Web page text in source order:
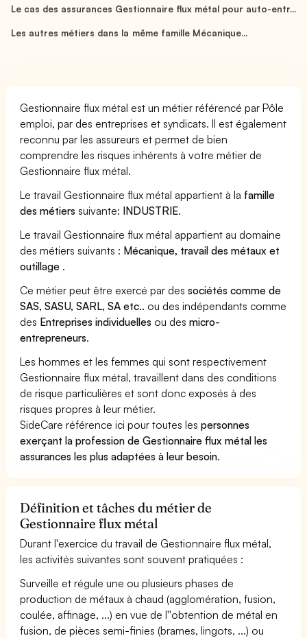
Le cas des assurances Gestionnaire flux métal pour auto-entr...
Les autres métiers dans la même famille Mécanique...
Gestionnaire flux métal est un métier référencé par Pôle
emploi, par des entreprises et syndicats. Il est également
reconnu par les assureurs et permet de bien
comprendre les risques inhérents à votre métier de
Gestionnaire flux métal.
Le travail Gestionnaire flux métal appartient à la famille
des métiers suivante: INDUSTRIE.
Le travail Gestionnaire flux métal appartient au domaine
des métiers suivants : Mécanique, travail des métaux et
outillage .
Ce métier peut être exercé par dessociétés comme de
SAS, SASU, SARL, SA etc.. ou des indépendants comme
des Entreprises individuelles ou desmicro-
entrepreneurs.
Les hommes et les femmes qui sont respectivement
Gestionnaire flux métal, travaillent dans des conditions
de risque particulières et sont donc exposés à des
risques propres à leur métier.
SideCare référence ici pour toutes lespersonnes
exerçant la profession de Gestionnaire flux métal les
assurances les plus adaptées à leur besoin.
Définition et tâches du métier de
Gestionnaire flux métal
Durant l'exercice du travail de Gestionnaire flux métal,
les activités suivantes sont souvent pratiquées :
Surveille et régule une ou plusieurs phases de
production de métaux à chaud (agglomération, fusion,
coulée, affinage, ...) en vue de l''obtention de métal en
fusion, de pièces semi-finies (brames, lingots, ...) ou